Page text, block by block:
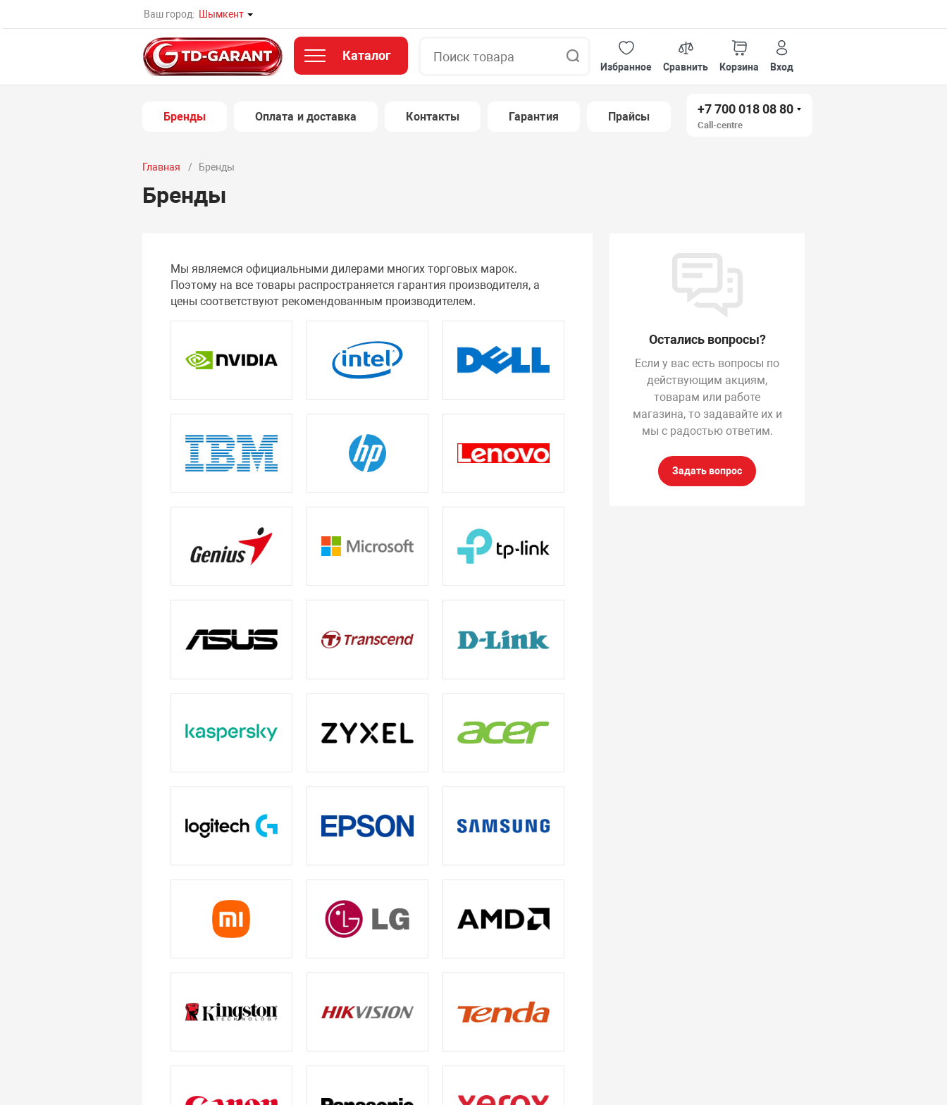
Ваш город: Шымкент
Каталог
Избранное
Сравнить Корзина Вход
Бренды Оплата и доставка Контакты Гарантия Прайсы
+7 700 018 08 80
Call-centre
Главная Бренды
Бренды
Мы являемся официальными дилерами многих торговых марок.
Поэтому на все товары распространяется гарантия производителя, а
цены соответствуют рекомендованным производителем.
Остались вопросы?
Если у вас есть вопросы по
действующим акциям,
товарам или работе
магазина, то задавайте их и
мы с радостью ответим.
Задать вопрос